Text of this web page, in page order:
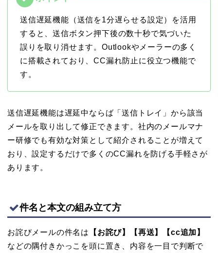
送信遅延機能（送信を1分遅らせる設定）を活用
すると、送信ボタン押下後の数十秒で気づいた
誤りを取り消せます。Outlookやメーラーの多く
に搭載されており、CC漏れ防止に役立つ機能で
す。
送信遅延機能は遅延中ならば「送信トレイ」から該当
メールを取り出して修正できます。社内のメールマナ
ー研修でも有効な対策として紹介されることが増えて
おり、設定するだけで多くのCC漏れを防げる手軽さが
あります。
件名と本文の組み立て方
お詫びメールの件名は
【お詫び】【再送】【cc追加】
などの隅付きかっこを頭に置き、内容を一目で判断で